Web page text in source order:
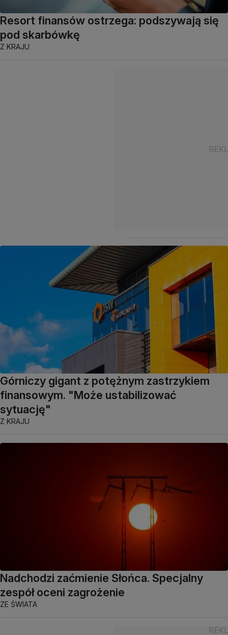
Resort finansów ostrzega: podszywają się
pod skarbówkę
Z KRAJU
Górniczy gigant z potężnym zastrzykiem
finansowym. "Może ustabilizować
sytuację"
Z KRAJU
Nadchodzi zaćmienie Słońca. Specjalny
zespół oceni zagrożenie
ZE ŚWIATA